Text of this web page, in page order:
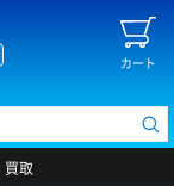
カート
買取